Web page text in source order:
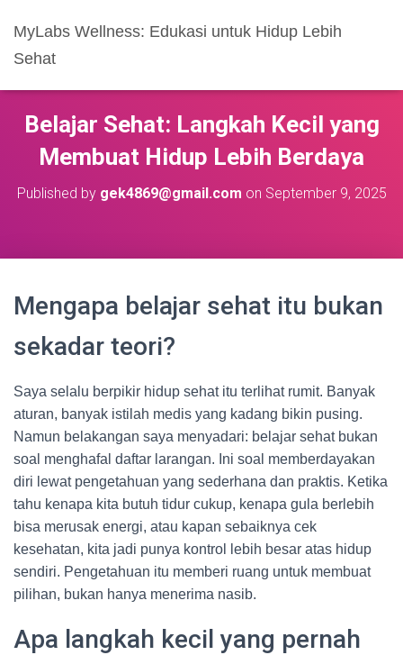
MyLabs Wellness: Edukasi untuk Hidup Lebih
Sehat
Belajar Sehat: Langkah Kecil yang
Membuat Hidup Lebih Berdaya
Published by gek4869@gmail.com on September 9, 2025
Mengapa belajar sehat itu bukan
sekadar teori?
Saya selalu berpikir hidup sehat itu terlihat rumit. Banyak
aturan, banyak istilah medis yang kadang bikin pusing.
Namun belakangan saya menyadari: belajar sehat bukan
soal menghafal daftar larangan. Ini soal memberdayakan
diri lewat pengetahuan yang sederhana dan praktis. Ketika
tahu kenapa kita butuh tidur cukup, kenapa gula berlebih
bisa merusak energi, atau kapan sebaiknya cek
kesehatan, kita jadi punya kontrol lebih besar atas hidup
sendiri. Pengetahuan itu memberi ruang untuk membuat
pilihan, bukan hanya menerima nasib.
Apa langkah kecil yang pernah